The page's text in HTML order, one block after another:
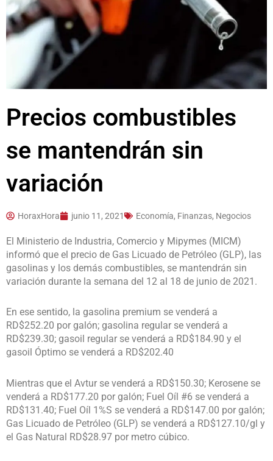
Precios combustibles
se mantendrán sin
variación
HoraxHora junio 11, 2021 Economía, Finanzas, Negocios
El Ministerio de Industria, Comercio y Mipymes (MICM)
informó que el precio de Gas Licuado de Petróleo (GLP), las
gasolinas y los demás combustibles, se mantendrán sin
variación durante la semana del 12 al 18 de junio de 2021.
En ese sentido, la gasolina premium se venderá a
RD$252.20 por galón; gasolina regular se venderá a
RD$239.30; gasoil regular se venderá a RD$184.90 y el
gasoil Óptimo se venderá a RD$202.40
Mientras que el Avtur se venderá a RD$150.30; Kerosene se
venderá a RD$177.20 por galón; Fuel Oíl #6 se venderá a
RD$131.40; Fuel Oíl 1%S se venderá a RD$147.00 por galón;
Gas Licuado de Petróleo (GLP) se venderá a RD$127.10/gl y
el Gas Natural RD$28.97 por metro cúbico.